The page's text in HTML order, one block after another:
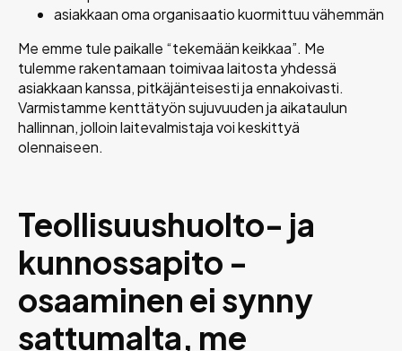
asiakkaan oma organisaatio kuormittuu vähemmän
Me emme tule paikalle “tekemään keikkaa”. Me
tulemme rakentamaan toimivaa laitosta yhdessä
asiakkaan kanssa, pitkäjänteisesti ja ennakoivasti.
Varmistamme kenttätyön sujuvuuden ja aikataulun
hallinnan, jolloin laitevalmistaja voi keskittyä
olennaiseen.
Teollisuushuolto- ja
kunnossapito -
osaaminen ei synny
sattumalta, me